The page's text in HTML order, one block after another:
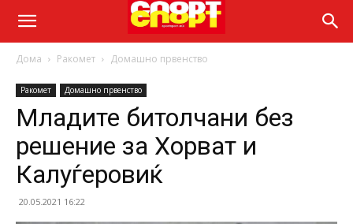
Дома Ракомет Домашно првенство
Ракомет Домашно првенство
Младите битолчани без
решение за Хорват и
Калуѓеровиќ
20.05.2021 16:22